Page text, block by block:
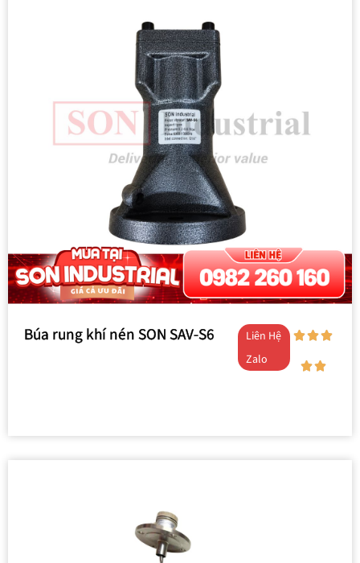
Búa rung khí nén SON SAV-S6
Liên Hệ
Zalo